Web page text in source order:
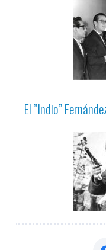
El ”Indio”